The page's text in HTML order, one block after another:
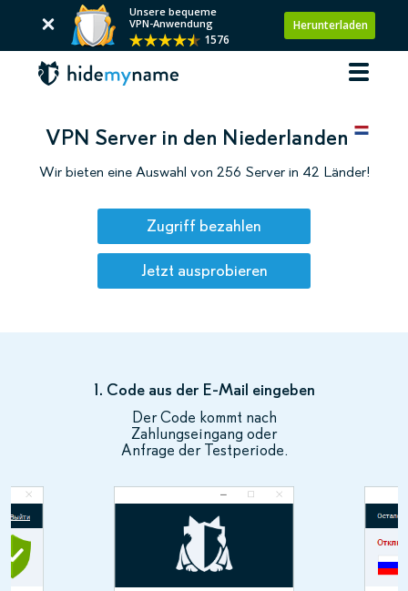
Unsere bequeme
VPN-Anwendung
1576
Herunterladen
VPN Server in den Niederlanden
Wir bieten eine Auswahl von 256 Server in 42 Länder!
Zugriff bezahlen
Jetzt ausprobieren
1. Code aus der E-Mail eingeben
Der Code kommt nach
Zahlungseingang oder
Anfrage der Testperiode.